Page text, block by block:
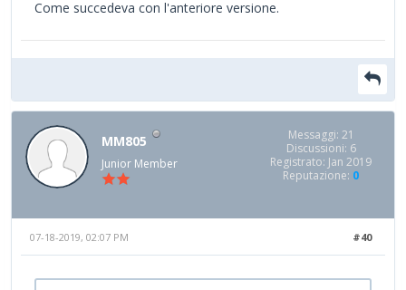
Come succedeva con l'anteriore versione.
MM805
Junior Member
Messaggi: 21
Discussioni: 6
Registrato: Jan 2019
Reputazione: 0
#40
07-18-2019, 02:07 PM